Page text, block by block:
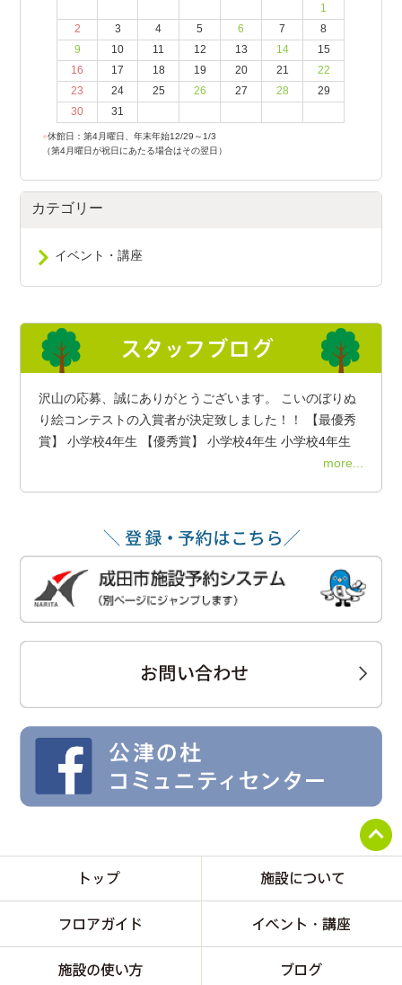
1
2
3 4 5 6 7
8
9
10 11 12 13 14
15
16
17 18 19 20 21
22
23
24 25 26 27 28
29
30
31
●休館日：第4月曜日、年末年始12/29～1/3
（第4月曜日が祝日にあたる場合はその翌日）
カテゴリー
イベント・講座
沢山の応募、誠にありがとうございます。 こいのぼりぬ
り絵コンテストの入賞者が決定致しました！！ 【最優秀
賞】 小学校4年生 【優秀賞】 小学校4年生 小学校4年生
more...